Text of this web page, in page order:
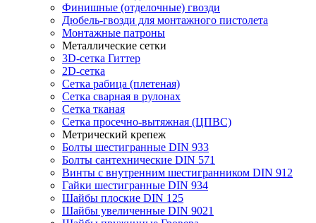
Финишные (отделочные) гвозди
Дюбель-гвозди для монтажного пистолета
Монтажные патроны
Металлические сетки
3D-сетка Гиттер
2D-сетка
Сетка рабица (плетеная)
Сетка сварная в рулонах
Сетка тканая
Сетка просечно-вытяжная (ЦПВС)
Метрический крепеж
Болты шестигранные DIN 933
Болты сантехнические DIN 571
Винты с внутренним шестигранником DIN 912
Гайки шестигранные DIN 934
Шайбы плоские DIN 125
Шайбы увеличенные DIN 9021